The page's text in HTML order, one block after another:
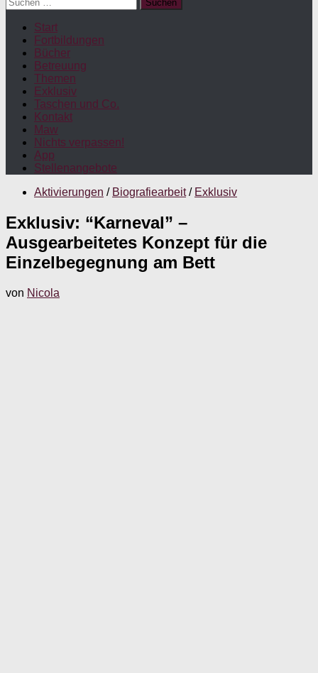
nach:
Start
Fortbildungen
Bücher
Betreuung
Themen
Exklusiv
Taschen und Co.
Kontakt
Maw
Nichts verpassen!
App
Stellenangebote
Aktivierungen / Biografiearbeit / Exklusiv
Exklusiv: “Karneval” –
Ausgearbeitetes Konzept für die
Einzelbegegnung am Bett
von Nicola